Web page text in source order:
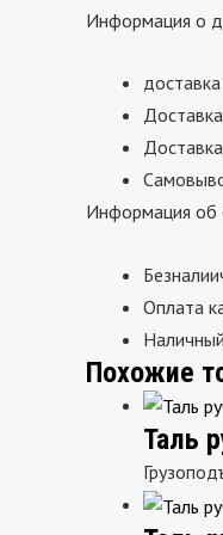
Информация о
Информация об
Оплата
Похожие
Таль